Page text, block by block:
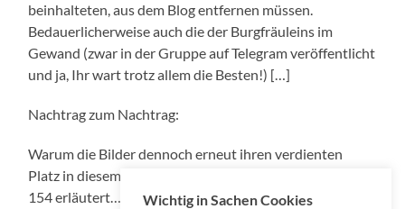
beinhalteten, aus dem Blog entfernen müssen.
Bedauerlicherweise auch die der Burgfräuleins im
Gewand (zwar in der Gruppe auf Telegram veröffentlicht
und ja, Ihr wart trotz allem die Besten!) […]
Nachtrag zum Nachtrag:
Warum die Bilder dennoch erneut ihren verdienten
Platz in diesem Beitrag erhielten wird in KRD Konserve
154 erläutert…
Wichtig in Sachen Cookies